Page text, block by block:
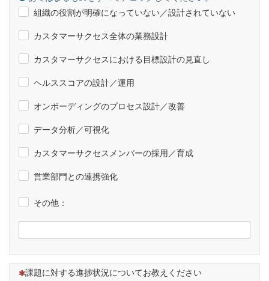
組織の役割が明確になっていない／設計されていない
カスタマーサクセス全体の業務設計
カスタマーサクセスにおける目標設計の見直し
ヘルススコアの設計／運用
オンボーディングのプロセス設計／改善
データ分析／可視化
カスタマーサクセスメンバーの採用／育成
営業部門との連携強化
その他：
（この質問は必須です）
課題に対する進捗状況についてお教えください